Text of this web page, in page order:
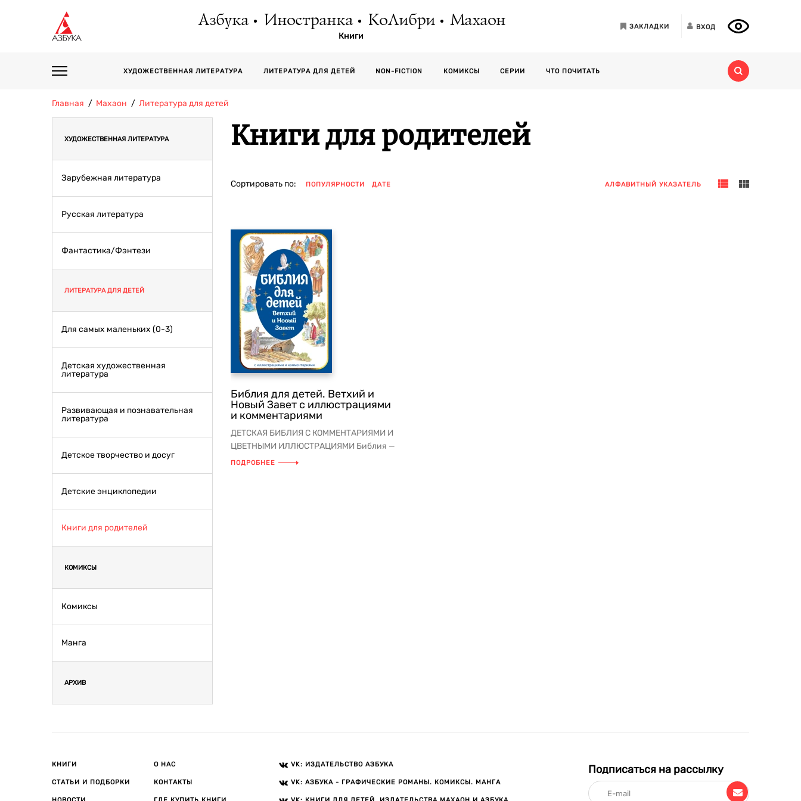
Азбука Иностранка КоЛибри Махаон
Книги
ЗАКЛАДКИ ВХОД
ХУДОЖЕСТВЕННАЯ ЛИТЕРАТУРА ЛИТЕРАТУРА ДЛЯ ДЕТЕЙ NON-FICTION КОМИКСЫ СЕРИИ ЧТО ПОЧИТАТЬ
Главная Махаон Литература для детей
ХУДОЖЕСТВЕННАЯ ЛИТЕРАТУРА
Зарубежная литература
Русская литература
Фантастика/Фэнтези
ЛИТЕРАТУРА ДЛЯ ДЕТЕЙ
Для самых маленьких (0-3)
Детская художественная
литература
Развивающая и познавательная
литература
Детское творчество и досуг
Детские энциклопедии
Книги для родителей
КОМИКСЫ
Комиксы
Манга
АРХИВ
Книги для родителей
Сортировать по: ПОПУЛЯРНОСТИ ДАТЕ АЛФАВИТНЫЙ УКАЗАТЕЛЬ
Библия для детей. Ветхий и
Новый Завет с иллюстрациями
и комментариями
ДЕТСКАЯ БИБЛИЯ С КОММЕНТАРИЯМИ И
ЦВЕТНЫМИ ИЛЛЮСТРАЦИЯМИ Библия —
самая популярная и читаемая книг...
ПОДРОБНЕЕ
КНИГИ
СТАТЬИ И ПОДБОРКИ
О НАС
КОНТАКТЫ
VK: ИЗДАТЕЛЬСТВО АЗБУКА
VK: АЗБУКА - ГРАФИЧЕСКИЕ РОМАНЫ. КОМИКСЫ. МАНГА
Подписаться на рассылку